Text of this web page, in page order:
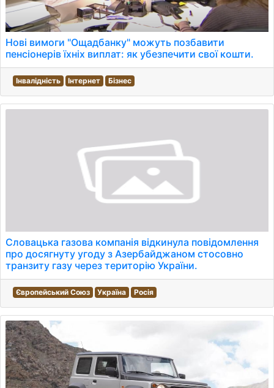
Нові вимоги "Ощадбанку" можуть позбавити
пенсіонерів їхніх виплат: як убезпечити свої кошти.
Інвалідність Інтернет Бізнес
Словацька газова компанія відкинула повідомлення
про досягнуту угоду з Азербайджаном стосовно
транзиту газу через територію України.
Європейський Союз Україна Росія